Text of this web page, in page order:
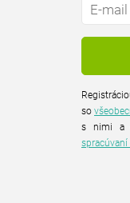
so
s nimi a